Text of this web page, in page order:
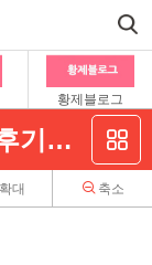
황제블로그
다
대 축소